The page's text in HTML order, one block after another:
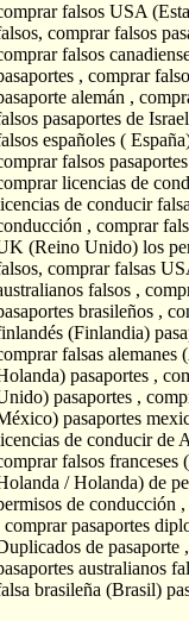
falsos USA
comprar falsos
falsos
, comprar
alemán ,
pasaportes de
españoles (
falsos
licencias de
de conducir
, comprar
(Reino Unido) los
comprar falsas
falsos ,
brasileños ,
(Finlandia)
falsas alemanes
pasaportes ,
pasaportes ,
pasaportes
de conducir de
falsos franceses
/ Holanda) de
de conducción
comprar pasaportes
de pasaporte
australianos
brasileña (Brasil)